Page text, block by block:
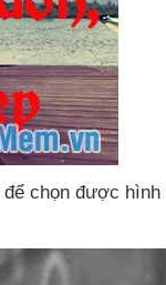
để chọn được hình